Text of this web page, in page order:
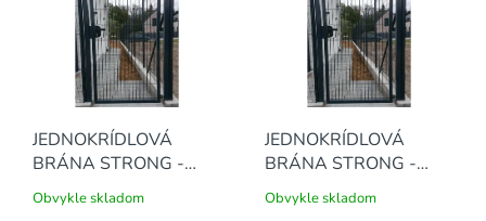
JEDNOKRÍDLOVÁ
BRÁNA STRONG -
ANTRACITOVÁ, 1000
x 1000 mm
Obvykle skladom
JEDNOKRÍDLOVÁ
BRÁNA STRONG -
ANTRACITOVÁ, 1250
x 1000 mm
Obvykle skladom